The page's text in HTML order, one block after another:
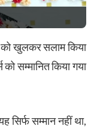
खुलकर सलाम किया
को सम्मानित किया गया
सम्मान नहीं था,